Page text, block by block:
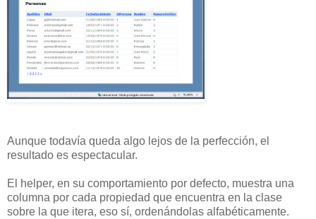
Aunque todavía queda algo lejos de la perfección, el
resultado es espectacular.
El helper, en su comportamiento por defecto, muestra una
columna por cada propiedad que encuentra en la clase
sobre la que itera, eso sí, ordenándolas alfabéticamente.